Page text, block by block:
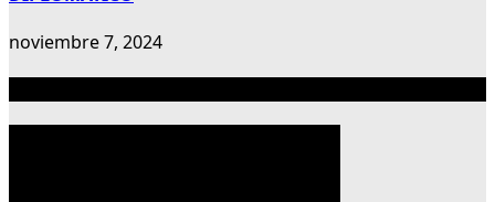
noviembre 7, 2024